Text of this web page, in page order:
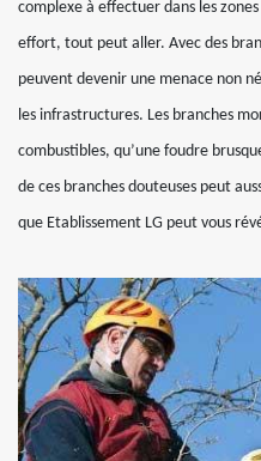
complexe à effectuer dans les
effort, tout peut aller. Avec des
peuvent devenir une menace non
les infrastructures. Les branches
combustibles, qu’une foudre
de ces branches douteuses peut
que Etablissement LG peut vous